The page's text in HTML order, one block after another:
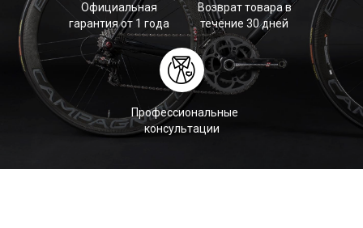
Официальная
гарантия от 1 года
Возврат товара в
течение 30 дней
Профессиональные
консультации